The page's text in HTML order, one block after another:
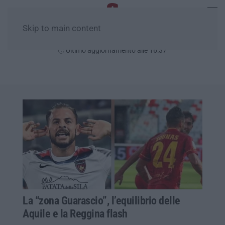
Skip to main content
Ultimo aggiornamento alle 16:37
La “zona Guarascio”, l’equilibrio delle
Aquile e la Reggina flash